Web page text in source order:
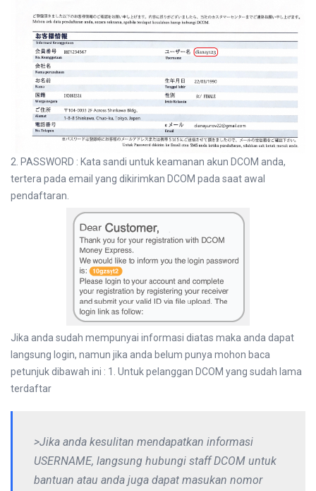
2. PASSWORD : Kata sandi untuk keamanan akun DCOM anda,
tertera pada email yang dikirimkan DCOM pada saat awal
pendaftaran.
Jika anda sudah mempunyai informasi diatas maka anda dapat
langsung login, namun jika anda belum punya mohon baca
petunjuk dibawah ini : 1. Untuk pelanggan DCOM yang sudah lama
terdaftar
>Jika anda kesulitan mendapatkan informasi
USERNAME, langsung hubungi staff DCOM untuk
bantuan atau anda juga dapat masukan nomor